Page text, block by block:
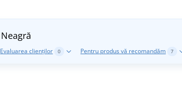
Neagră
Evaluarea clienților 0 Pentru produs vă recomandăm 7